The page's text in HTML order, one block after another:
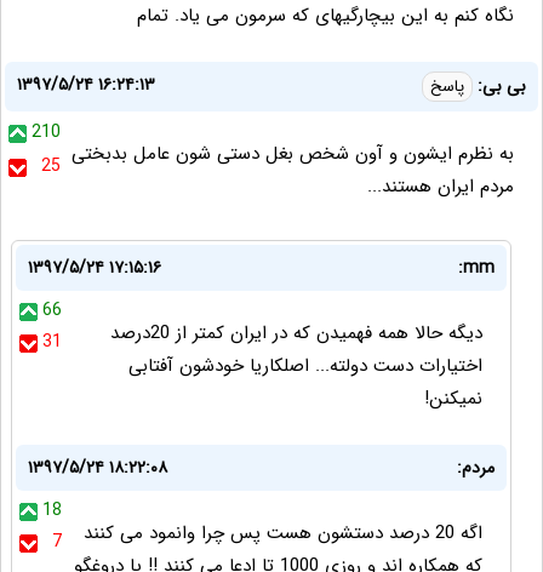
نگاه کنم به این بیچارگیهای که سرمون می یاد. تمام
بی بی: پاسخ
۱۳۹۷/۵/۲۴ ۱۶:۲۴:۱۳
210
25 به نظرم ایشون و آون شخص بغل دستی شون عامل بدبختی
مردم ایران هستند...
mm:
۱۳۹۷/۵/۲۴ ۱۷:۱۵:۱۶
66
31
دیگه حالا همه فهمیدن که در ایران کمتر از 20درصد
اختیارات دست دولته... اصلکاریا خودشون آفتابی
نمیکنن!
مردم:
۱۳۹۷/۵/۲۴ ۱۸:۲۲:۰۸
18
7
اگه 20 درصد دستشون هست پس چرا وانمود می کنند
که همکاره اند و روزی 1000 تا ادعا می کنند !! یا دروغگو